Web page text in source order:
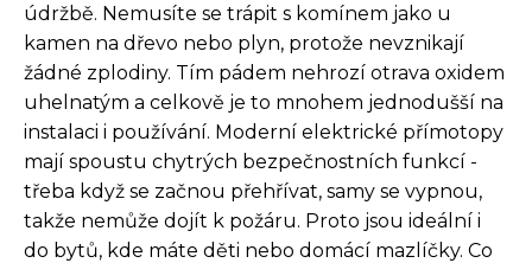
údržbě. Nemusíte se trápit s komínem jako u
kamen na dřevo nebo plyn, protože nevznikají
žádné zplodiny. Tím pádem nehrozí otrava oxidem
uhelnatým a celkově je to mnohem jednodušší na
instalaci i používání. Moderní elektrické přímotopy
mají spoustu chytrých bezpečnostních funkcí -
třeba když se začnou přehřívat, samy se vypnou,
takže nemůže dojít k požáru. Proto jsou ideální i
do bytů, kde máte děti nebo domácí mazlíčky. Co